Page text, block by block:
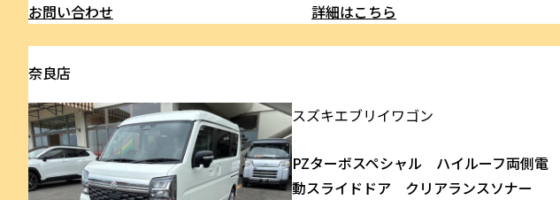
お問い合わせ
詳細はこちら
奈良店
スズキエブリイワゴン
PZターボスペシャル ハイルーフ両側電
動スライドドア クリアランスソナー